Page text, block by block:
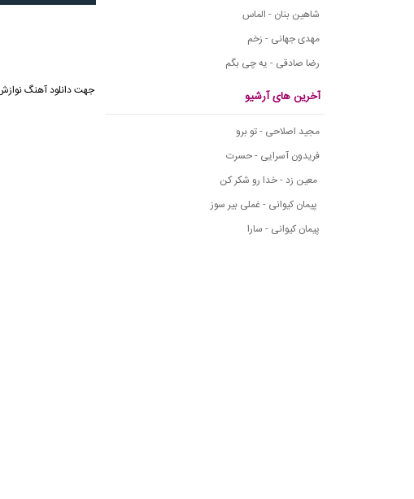
شاهین بنان - الماس
مهدی جهانی - زخم
رضا صادقی - یه چی بگم
آخرین های آرشیو
مجید اصلاحی - تو برو
فریدون آسرایی - حسرت
معین زد - خدا رو شکر کن
پیمان کیوانی - غملی بیر سوز
پیمان کیوانی - سارا